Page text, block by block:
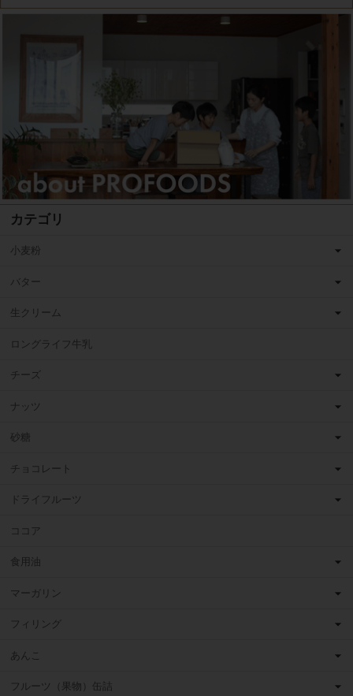
カテゴリ
小麦粉
バター
生クリーム
ロングライフ牛乳
チーズ
ナッツ
砂糖
チョコレート
ドライフルーツ
ココア
食用油
マーガリン
フィリング
あんこ
フルーツ（果物）缶詰